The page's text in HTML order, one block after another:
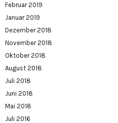
Februar 2019
Januar 2019
Dezember 2018
November 2018
Oktober 2018
August 2018
Juli 2018
Juni 2018
Mai 2018
Juli 2016